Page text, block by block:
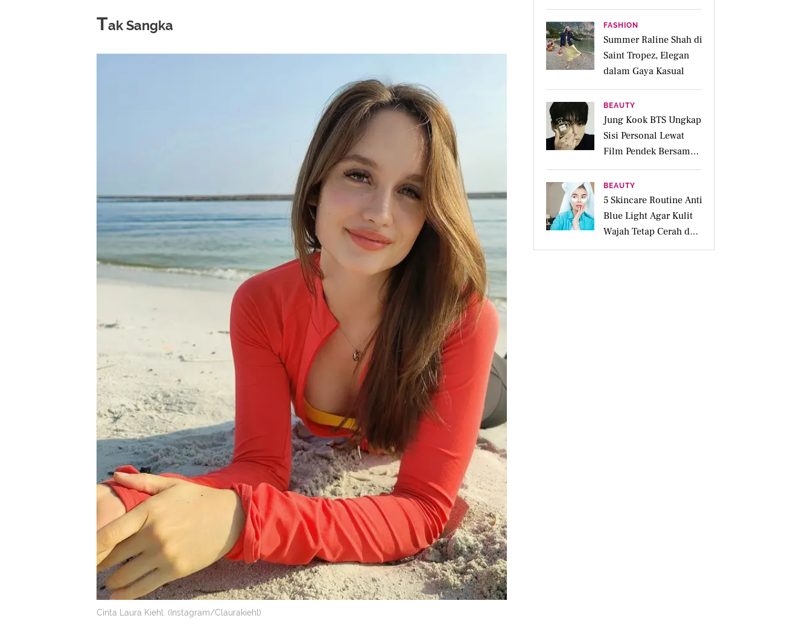
Tak Sangka
Cinta Laura Kiehl. (Instagram/Claurakiehl)
Diri
FASHION
Summer Raline Shah di
Saint Tropez, Elegan
dalam Gaya Kasual
BEAUTY
Jung Kook BTS Ungkap
Sisi Personal Lewat
Film Pendek Bersama
CHANEL Fragrances
BEAUTY
5 Skincare Routine Anti
Blue Light Agar Kulit
Wajah Tetap Cerah dan
Sehat di Era Digital